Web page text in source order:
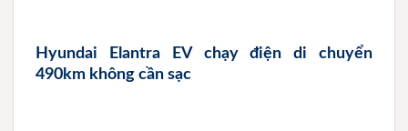
Hyundai Elantra EV chạy điện di chuyển
490km không cần sạc